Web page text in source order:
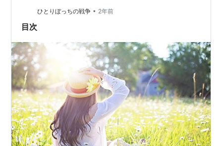
ひとりぼっちの戦争 • 2年前
目次